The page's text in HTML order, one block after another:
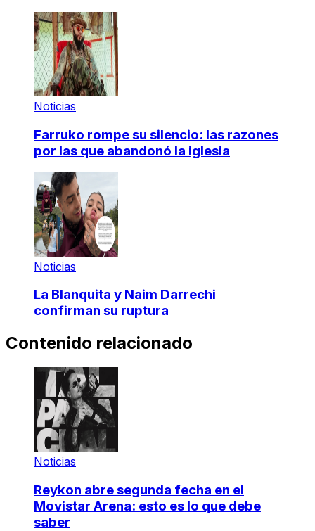
Noticias
Farruko rompe su silencio: las razones
por las que abandonó la iglesia
Noticias
La Blanquita y Naim Darrechi
confirman su ruptura
Contenido relacionado
Noticias
Reykon abre segunda fecha en el
Movistar Arena: esto es lo que debe
saber